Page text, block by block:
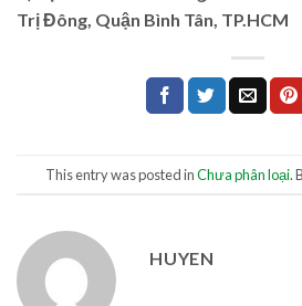
Trị Đông, Quận Bình Tân, TP.HCM
This entry was posted inChưa phân loại.
HUYEN